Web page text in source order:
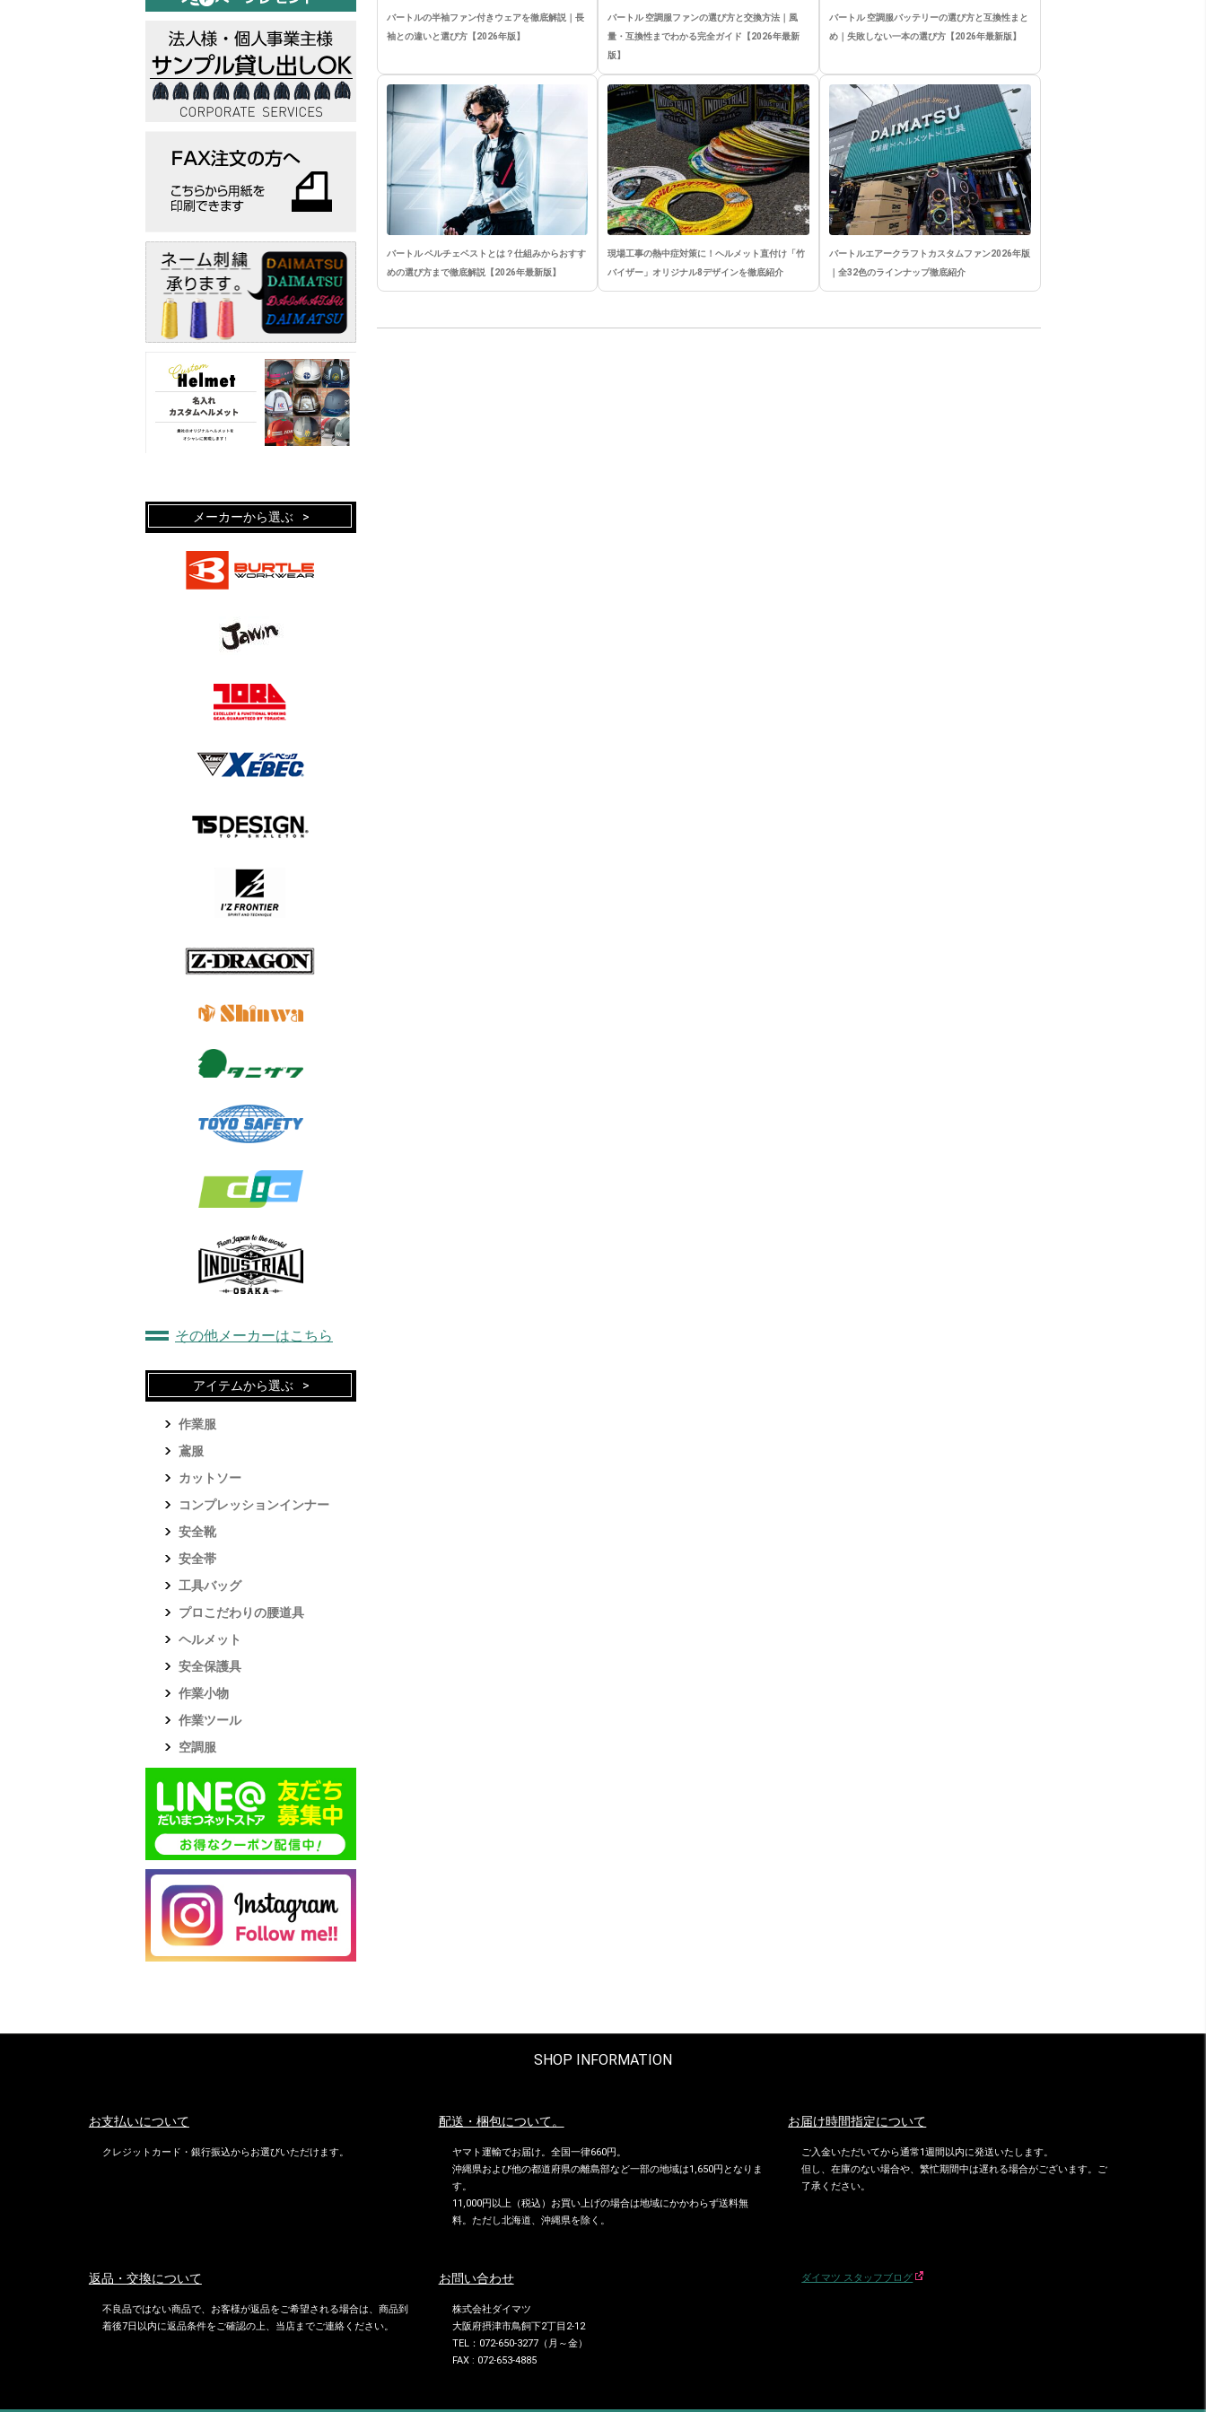
バートルの半袖ファン付きウェアを徹底解説｜長
袖との違いと選び方【2026年版】
バートル 空調服ファンの選び方と交換方法｜風
量・互換性までわかる完全ガイド【2026年最新
版】
バートル 空調服バッテリーの選び方と互換性まと
め｜失敗しない一本の選び方【2026年最新版】
バートル ペルチェベストとは？仕組みからおすす
めの選び方まで徹底解説【2026年最新版】
現場工事の熱中症対策に！ヘルメット直付け「竹
バイザー」オリジナル8デザインを徹底紹介
バートルエアークラフトカスタムファン2026年版
｜全32色のラインナップ徹底紹介
メーカーから選ぶ
その他メーカーはこちら
アイテムから選ぶ
作業服
鳶服
カットソー
コンプレッションインナー
安全靴
安全帯
工具バッグ
プロこだわりの腰道具
ヘルメット
安全保護具
作業小物
作業ツール
空調服
SHOP INFORMATION
お支払いについて
クレジットカード・銀行振込からお選びいただけます。
配送・梱包について。
ヤマト運輸でお届け。全国一律660円。
沖縄県および他の都道府県の離島部など一部の地域は1,650円となりま
す。
11,000円以上（税込）お買い上げの場合は地域にかかわらず送料無
料。ただし北海道、沖縄県を除く。
お届け時間指定について
ご入金いただいてから通常1週間以内に発送いたします。
但し、在庫のない場合や、繁忙期間中は遅れる場合がございます。ご
了承ください。
返品・交換について
不良品ではない商品で、お客様が返品をご希望される場合は、商品到
着後7日以内に返品条件をご確認の上、当店までご連絡ください。
お問い合わせ
株式会社ダイマツ
大阪府摂津市鳥飼下2丁目2-12
TEL：072-650-3277（月～金）
FAX : 072-653-4885
ダイマツ スタッフブログ